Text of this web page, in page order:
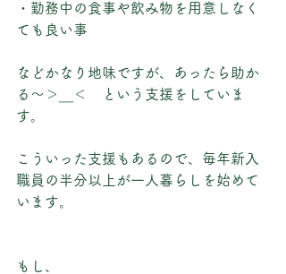
・勤務中の食事や飲み物を用意しなく
ても良い事
などかなり地味ですが、あったら助か
る～＞＿＜　という支援をしていま
す。
こういった支援もあるので、毎年新入
職員の半分以上が一人暮らしを始めて
います。
もし、